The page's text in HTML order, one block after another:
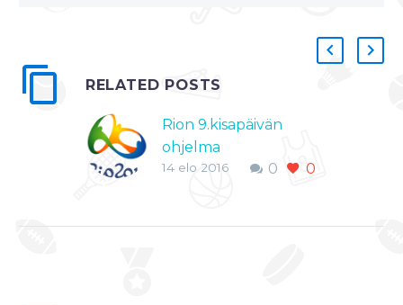
RELATED POSTS
Rion 9.kisapäivän
ohjelma
Rion olympialaisissa
0 0
14 elo 2016